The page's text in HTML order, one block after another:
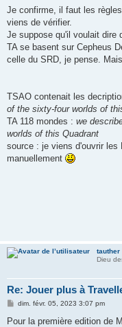
Je confirme, il faut les
viens de vérifier.
Je suppose qu'il voulait dire
TA se basent sur Cepheus
celle du SRD, je pense.
TSAO contenait les
of the sixty-four worlds of
TA 118 mondes : we
worlds of this Quadrant
source : je viens d'ouvrir les
manuellement
tauther
Dieu
Re: Jouer plus à
M
s
dim. févr. 05, 2023 3:07 pm
Pour la première edition de